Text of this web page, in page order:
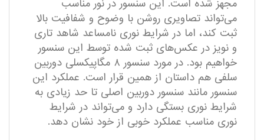
مجهز شده است. این سنسور در نور مناسب
می‌تواند تصاویری روشن با وضوح و شفافیت بالا
ثبت کند، اما در شرایط نوری نامساعد شاهد تاری
و نویز در عکس‌های ثبت شده توسط این سنسور
خواهیم بود. در مورد سنسور ۸ مگاپیکسلی دوربین
سلفی هم داستان از همین قرار است. عملکرد این
سنسور مانند سنسور دوربین اصلی تا حد زیادی به
شرایط نوری بستگی دارد و می‌تواند در شرایط
نوری مناسب عملکرد خوبی از خود نشان دهد.